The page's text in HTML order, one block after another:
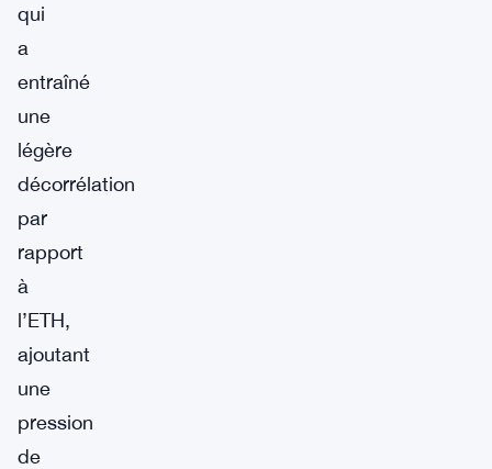
qui
a
entraîné
une
légère
décorrélation
par
rapport
à
l’ETH,
ajoutant
une
pression
de